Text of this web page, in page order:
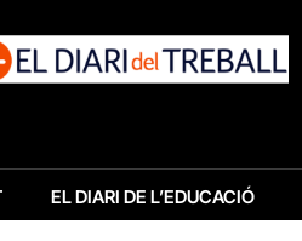
EL DIARI DE L’EDUCACIÓ